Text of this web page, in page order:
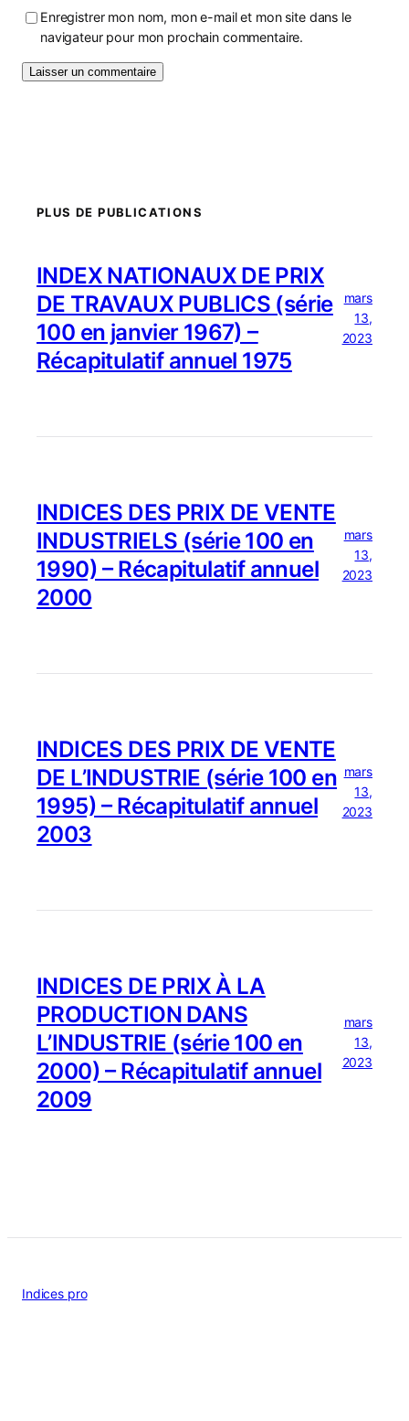
Enregistrer mon nom, mon e-mail et mon site dans le
navigateur pour mon prochain commentaire.
PLUS DE PUBLICATIONS
INDEX NATIONAUX DE PRIX
DE TRAVAUX PUBLICS (série
100 en janvier 1967) –
Récapitulatif annuel 1975
mars
13,
2023
INDICES DES PRIX DE VENTE
INDUSTRIELS (série 100 en
1990) – Récapitulatif annuel
2000
mars
13,
2023
INDICES DES PRIX DE VENTE
DE L’INDUSTRIE (série 100 en
1995) – Récapitulatif annuel
2003
mars
13,
2023
INDICES DE PRIX À LA
PRODUCTION DANS
L’INDUSTRIE (série 100 en
2000) – Récapitulatif annuel
2009
mars
13,
2023
Indices pro